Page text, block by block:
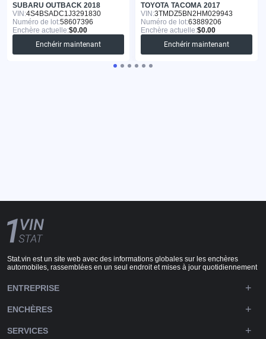
SUBARU OUTBACK 2018
VIN:4S4BSADC1J3291830
Numéro de lot:58607396
Enchère actuelle:$0.00
Enchérir maintenant
TOYOTA TACOMA 2017
VIN:3TMDZ5BN2HM029943
Numéro de lot:63889206
Enchère actuelle:$0.00
Enchérir maintenant
Stat.vin est un site web avec des informations globales sur les enchères
automobiles, rassemblées en un seul endroit et mises à jour quotidiennement
ENTREPRISE
ENCHÈRES
SERVICES